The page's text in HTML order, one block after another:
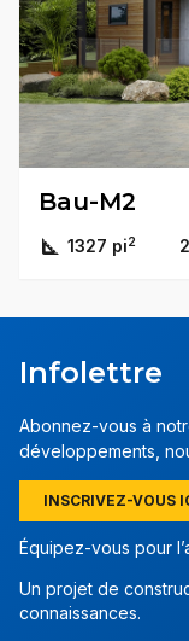
Bau-M2
1327 pi2
Infolettre
Abonnez-vous à
développements,
INSCRIVEZ-VOUS
Équipez-vous pour
Un projet de
connaissances.